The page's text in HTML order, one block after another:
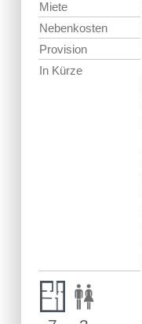
Miete
Nebenkosten
Provision
In Kürze